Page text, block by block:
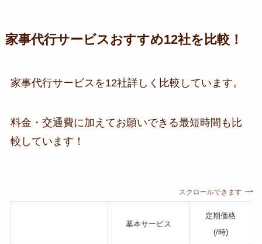
家事代行サービスおすすめ12社を比較！
家事代行サービスを12社詳しく比較しています。
料金・交通費に加えてお願いできる最短時間も比
較しています！
スクロールできます
基本サービス
定期価格
(/時)